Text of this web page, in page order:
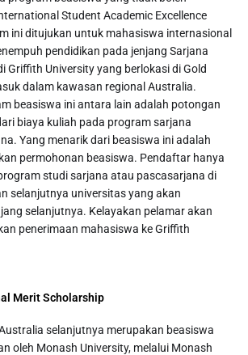
Student Academic Excellence
ini ditujukan untuk mahasiswa internasional
pendidikan pada jenjang Sarjana
Griffith University yang berlokasi di Gold
dalam kawasan regional Australia.
beasiswa ini antara lain adalah potongan
biaya kuliah pada program sarjana
Yang menarik dari beasiswa ini adalah
permohonan beasiswa. Pendaftar hanya
studi sarjana atau pascasarjana di
selanjutnya universitas yang akan
selanjutnya. Kelayakan pelamar akan
penerimaan mahasiswa ke Griffith
Merit Scholarship
selanjutnya merupakan beasiswa
oleh Monash University, melalui Monash